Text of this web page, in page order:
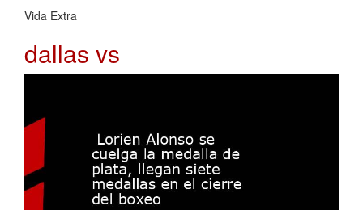
Vida Extra
dallas vs